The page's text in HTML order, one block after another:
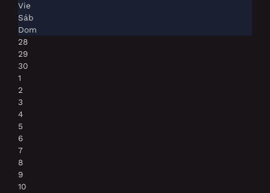
Vie
Sáb
Dom
28
29
30
1
2
3
4
5
6
7
8
9
10